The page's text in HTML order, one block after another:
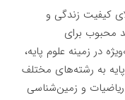
کیفیت زندگی و
محبوب برای
در زمینه علوم پایه،
پایه به رشته‌های مختلف
و زمین‌شناسی